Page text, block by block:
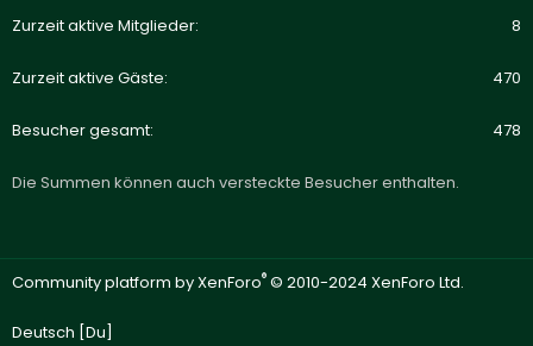
Zurzeit aktive Mitglieder 8
Zurzeit aktive Gäste 470
Besucher gesamt 478
Die Summen können auch versteckte Besucher enthalten.
Community platform by XenForo® © 2010-2024 XenForo Ltd.
Deutsch [Du]